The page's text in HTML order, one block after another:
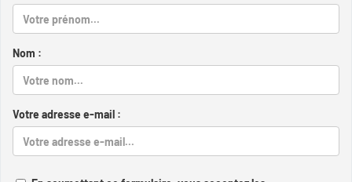
Nom :
Votre adresse e-mail :